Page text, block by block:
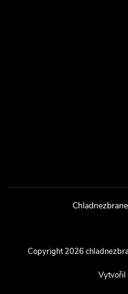
Vytvořil
Copyright 2026